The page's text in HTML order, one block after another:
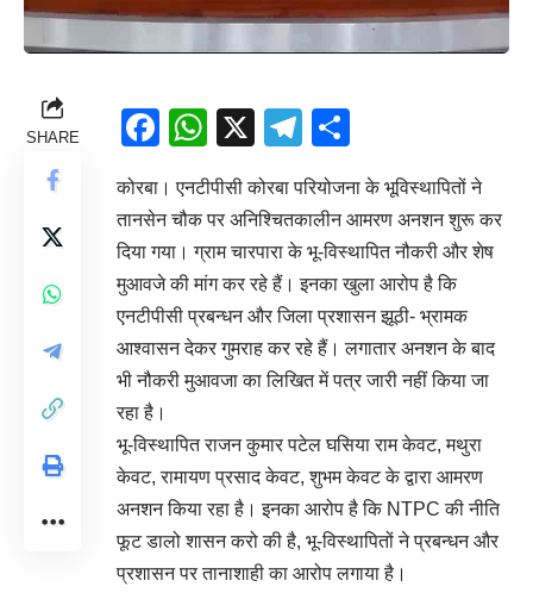
SHARE Facebook
WhatsApp
X Telegram
कोरबा। एनटीपीसी कोरबा परियोजना के भूविस्थापितों ने
तानसेन चौक पर अनिश्चितकालीन आमरण अनशन शुरू कर
दिया गया। ग्राम चारपारा के भू-विस्थापित नौकरी और शेष
मुआवजे की मांग कर रहे हैं। इनका खुला आरोप है कि
एनटीपीसी प्रबन्धन और जिला प्रशासन झूठी- भ्रामक
आश्वासन देकर गुमराह कर रहे हैं। लगातार अनशन के बाद
भी नौकरी मुआवजा का लिखित में पत्र जारी नहीं किया जा
रहा है।
भू-विस्थापित राजन कुमार पटेल घसिया राम केवट, मथुरा
केवट, रामायण प्रसाद केवट, शुभम केवट के द्वारा आमरण
अनशन किया रहा है। इनका आरोप है कि NTPC की नीति
फूट डालो शासन करो की है, भू-विस्थापितों ने प्रबन्धन और
प्रशासन पर तानाशाही का आरोप लगाया है।